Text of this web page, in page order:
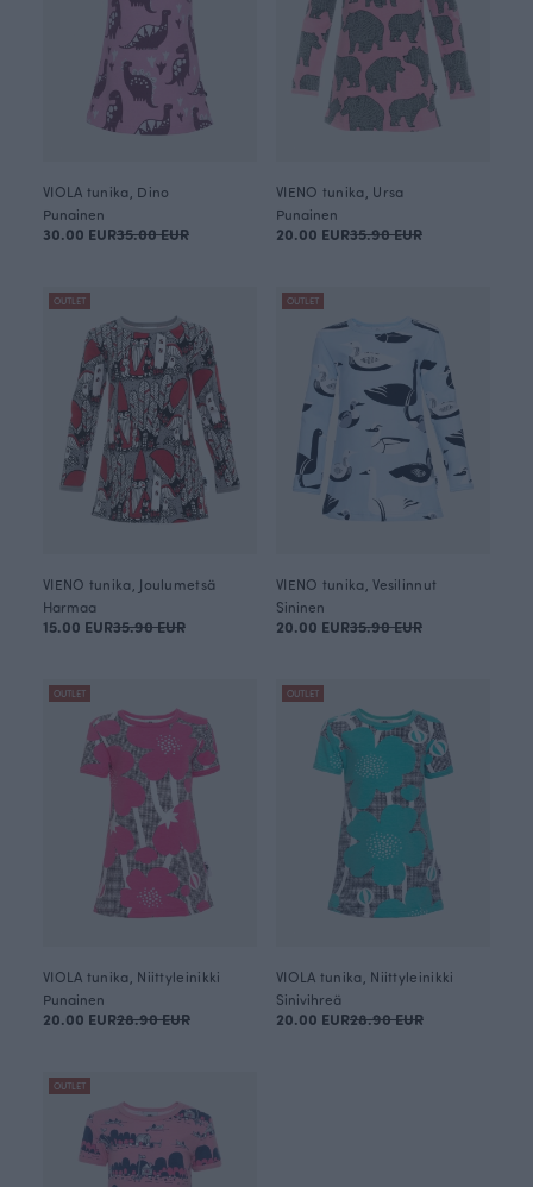
VIOLA tunika, Dino
Punainen
30.00 EUR35.00 EUR
VIENO tunika, Ursa
Punainen
20.00 EUR35.90 EUR
OUTLET
VIENO tunika, Joulumetsä
Harmaa
15.00 EUR35.90 EUR
OUTLET
VIENO tunika, Vesilinnut
Sininen
20.00 EUR35.90 EUR
OUTLET
VIOLA tunika, Niittyleinikki
Punainen
20.00 EUR28.90 EUR
OUTLET
VIOLA tunika, Niittyleinikki
Sinivihreä
20.00 EUR28.90 EUR
OUTLET